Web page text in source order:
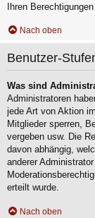
Ihren
Nach oben
Benutzer-
Was sind
Administratoren
jede Art von Aktion
Mitglieder sperren,
vergeben usw. Die
davon abhängig,
anderer
erteilt wurde.
Nach oben